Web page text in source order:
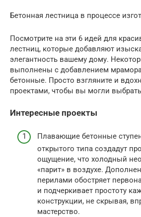
Бетонная лестница в процессе
Посмотрите на эти 6 идей для
лестниц, которые добавляют
элегантность вашему дому.
выполнены с добавлением
бетонные. Просто взгляните и
проектами, чтобы вы могли
Интересные проекты
Плавающие бетонные
открытого типа создадут
ощущение, что холодный
«парит» в воздухе.
перилами обостряет
и подчеркивает простоту
конструкции, не скрывая,
мастерство.